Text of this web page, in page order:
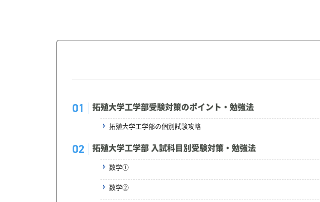
拓殖大学工学部受験対策のポイント・勉強法
拓殖大学工学部の個別試験攻略
拓殖大学工学部 入試科目別受験対策・勉強法
数学①
数学②